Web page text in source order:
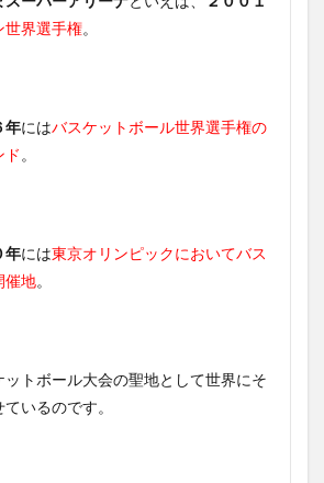
世界選手権。
年にはバスケットボール世界選手権の
ド 。
年には東京オリンピックにおいてバス
催地。
ットボール大会の聖地として世界にそ
いるのです。